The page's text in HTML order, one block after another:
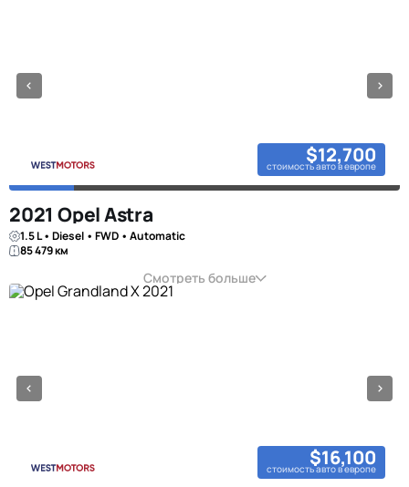
$12,700
стоимость авто в европе
2021 Opel Astra
1.5 L • Diesel • FWD • Automatic
85 479 км
Смотреть больше
$16,100
стоимость авто в европе